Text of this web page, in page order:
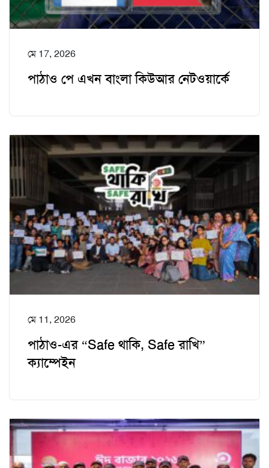
মে 17, 2026
পাঠাও পে এখন বাংলা কিউআর নেটওয়ার্কে
মে 11, 2026
পাঠাও-এর “Safe থাকি, Safe রাখি”
ক্যাম্পেইন